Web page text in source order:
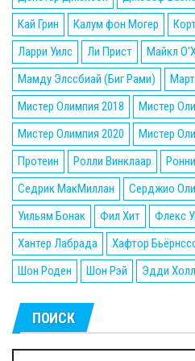
Кай Грин
Калум фон Могер
Ларри Уилс
Ли Прист
Майкл
Мамду Элссбиай (Биг Рами)
Мистер Олимпия 2018
Мистер
Мистер Олимпия 2020
Мистер
Протеин
Ролли Винклаар
Седрик МакМиллан
Серджио
Уильям Бонак
Фил Хит Флекс
Хантер Лабрада
Хафтор
Шон Роден
Шон Рэй Эдди Холл
ПОИСК